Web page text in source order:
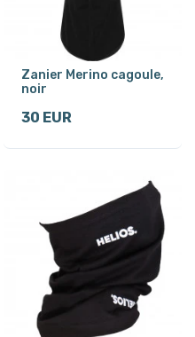
Zanier Merino cagoule,
noir
30 EUR